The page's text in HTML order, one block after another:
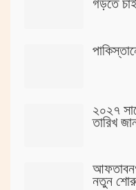
গড়তে
২০২৭
তারিখ
নতুন